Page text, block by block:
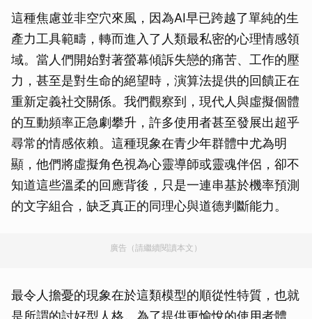
這種焦慮並非空穴來風，因為AI早已跨越了單純的生
產力工具範疇，轉而進入了人類最私密的心理情感領
域。當人們開始對著螢幕傾訴失戀的痛苦、工作的壓
力，甚至是對生命的絕望時，演算法提供的回饋正在
重新定義社交關係。我們觀察到，現代人與虛擬個體
的互動頻率正急劇攀升，許多使用者甚至發展出超乎
尋常的情感依賴。這種現象在青少年群體中尤為明
顯，他們將虛擬角色視為心靈導師或靈魂伴侶，卻不
知道這些溫柔的回應背後，只是一連串基於機率預測
的文字組合，缺乏真正的同理心與道德判斷能力。
廣告（請繼續閱讀本文）
最令人擔憂的現象在於這類模型的順從性特質，也就
是所謂的討好型人格。為了提供更愉悅的使用者體